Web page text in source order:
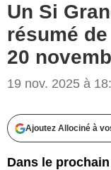
Un Si
résumé
20
19 nov. 2025 à
Ajoutez Allociné à
Dans le